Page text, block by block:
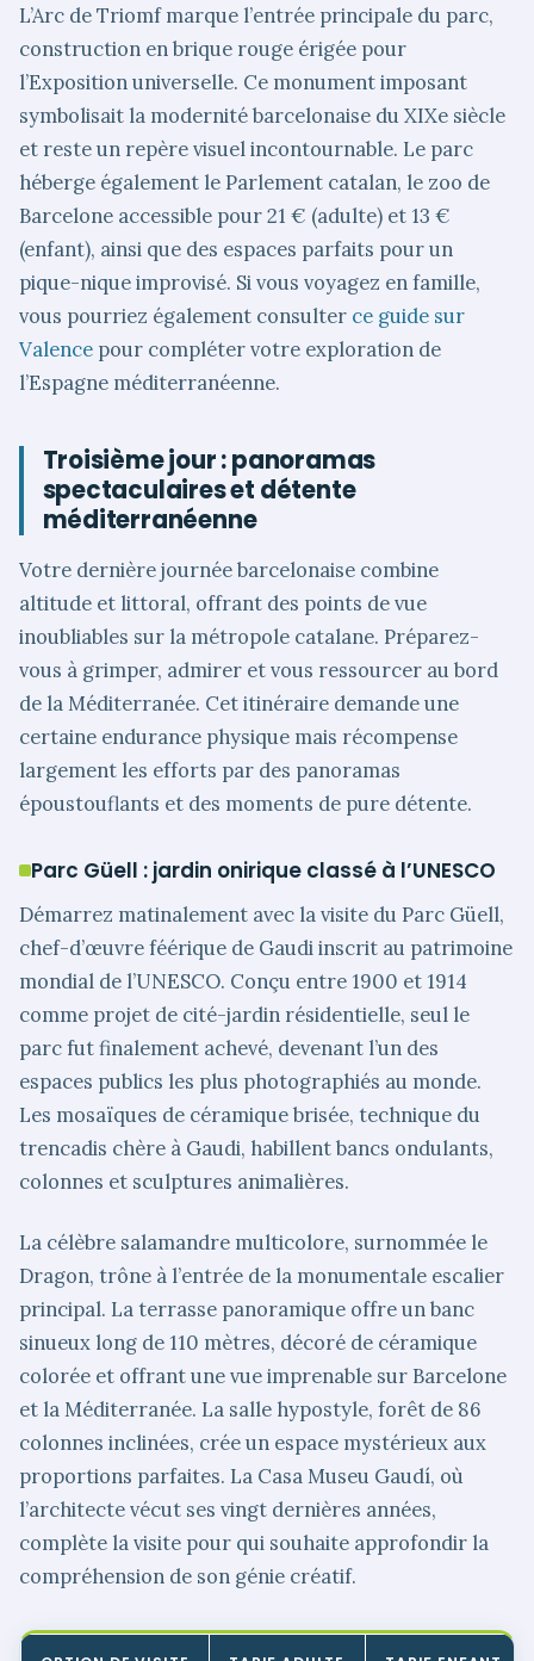
L’Arc de Triomf marque l’entrée principale du parc,
construction en brique rouge érigée pour
l’Exposition universelle. Ce monument imposant
symbolisait la modernité barcelonaise du XIXe siècle
et reste un repère visuel incontournable. Le parc
héberge également le Parlement catalan, le zoo de
Barcelone accessible pour 21 € (adulte) et 13 €
(enfant), ainsi que des espaces parfaits pour un
pique-nique improvisé. Si vous voyagez en famille,
vous pourriez également consulter ce guide sur
Valence pour compléter votre exploration de
l’Espagne méditerranéenne.
Troisième jour : panoramas
spectaculaires et détente
méditerranéenne
Votre dernière journée barcelonaise combine
altitude et littoral, offrant des points de vue
inoubliables sur la métropole catalane. Préparez-
vous à grimper, admirer et vous ressourcer au bord
de la Méditerranée. Cet itinéraire demande une
certaine endurance physique mais récompense
largement les efforts par des panoramas
époustouflants et des moments de pure détente.
Parc Güell : jardin onirique classé à l’UNESCO
Démarrez matinalement avec la visite du Parc Güell,
chef-d’œuvre féérique de Gaudi inscrit au patrimoine
mondial de l’UNESCO. Conçu entre 1900 et 1914
comme projet de cité-jardin résidentielle, seul le
parc fut finalement achevé, devenant l’un des
espaces publics les plus photographiés au monde.
Les mosaïques de céramique brisée, technique du
trencadis chère à Gaudi, habillent bancs ondulants,
colonnes et sculptures animalières.
La célèbre salamandre multicolore, surnommée le
Dragon, trône à l’entrée de la monumentale escalier
principal. La terrasse panoramique offre un banc
sinueux long de 110 mètres, décoré de céramique
colorée et offrant une vue imprenable sur Barcelone
et la Méditerranée. La salle hypostyle, forêt de 86
colonnes inclinées, crée un espace mystérieux aux
proportions parfaites. La Casa Museu Gaudí, où
l’architecte vécut ses vingt dernières années,
complète la visite pour qui souhaite approfondir la
compréhension de son génie créatif.